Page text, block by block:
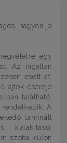
nagyon jó
egy
Az ingatlan
esett át,
ajtók cseréje
található.
rendelkezik. A
laminált
kialakítású.
szoba külön